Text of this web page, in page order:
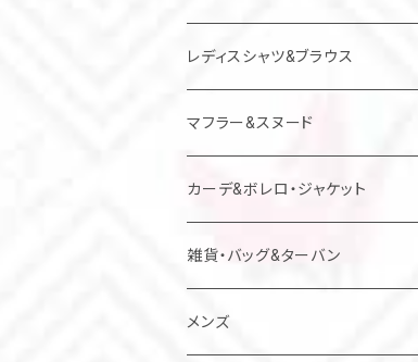
レディスシャツ&ブラウス
マフラー&スヌード
カーデ&ボレロ・ジャケット
雑貨・バッグ&ターバン
バッグ
メンズ